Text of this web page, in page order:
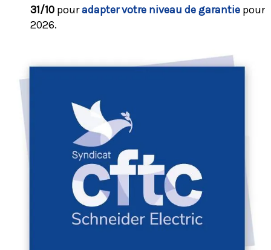
31/10 pouradapter votre niveau de garantie pour
2026.